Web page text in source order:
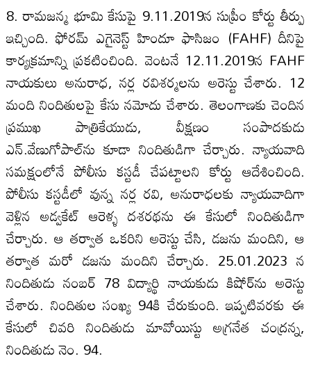
8. రామజన్మ భూమి కేసుపై 9.11.2019న సుప్రీం కోర్టు తీర్పు
ఇచ్చింది. ఫోరమ్ ఎగైనెస్ట్ హిందూ ఫాసిజం (FAHF) దీనిపై
కార్యక్రమాన్ని ప్రకటించింది. వెంటనే 12.11.2019న FAHF
నాయకులు అనురాధ, నర్ల రవిశర్మలను అరెస్టు చేశారు. 12
మంది నిందితులపై కేసు నమోదు చేశారు. తెలంగాణకు చెందిన
ప్రముఖ పాత్రికేయుడు, వీక్షణం సంపాదకుడు
ఎన్.వేణుగోపాల్‌ను కూడా నిందితుడిగా చేర్చారు. న్యాయవాది
సమక్షంలోనే పోలీసు కస్టడీ చేపట్టాలని కోర్టు ఆదేశించింది.
పోలీసు కస్టడీలో వున్న నర్ల రవి, అనురాధలకు న్యాయవాదిగా
వెళ్లిన అడ్వకేట్ ఆరెళ్ళ దశరథను ఈ కేసులో నిందితుడిగా
చేర్చారు. ఆ తర్వాత ఒకరిని అరెస్టు చేసి, డజను మందిని, ఆ
తర్వాత మరో డజను మందిని చేర్చారు. 25.01.2023 న
నిందితుడు నంబర్ 78 విద్యార్థి నాయకుడు కిషోర్‌ను అరెస్టు
చేశారు. నిందితుల సంఖ్య 94కి చేరుకుంది. ఇప్పటివరకు ఈ
కేసులో చివరి నిందితుడు మావోయిస్టు అగ్రనేత చంద్రన్న,
నిందితుడు నెం. 94.